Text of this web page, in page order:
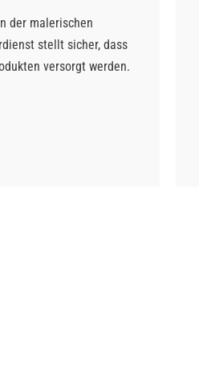
der malerischen
stellt sicher, dass
versorgt werden.